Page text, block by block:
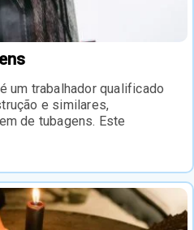
um trabalhador qualificado
e similares,
de tubagens. Este